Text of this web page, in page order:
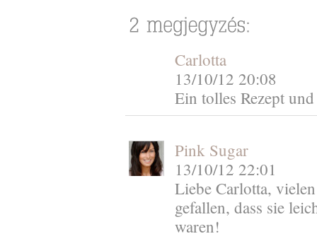
Carlotta
13/10/12 20:08
Ein tolles Rezept
Pink Sugar
13/10/12 22:01
Liebe Carlotta,
gefallen, dass sie
waren!